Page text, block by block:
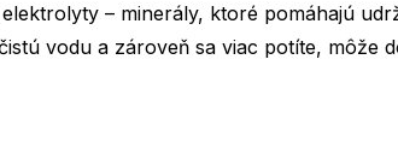
– minerály, ktoré pomáhajú
vodu a zároveň sa viac potíte, môže